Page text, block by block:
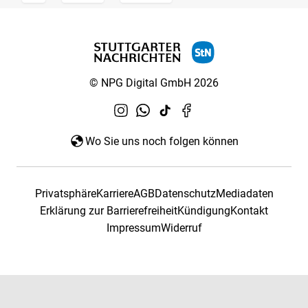
© NPG Digital GmbH 2026
Wo Sie uns noch folgen können
PrivatsphäreKarriereAGBDatenschutzMediadaten
Erklärung zur BarrierefreiheitKündigungKontakt
ImpressumWiderruf